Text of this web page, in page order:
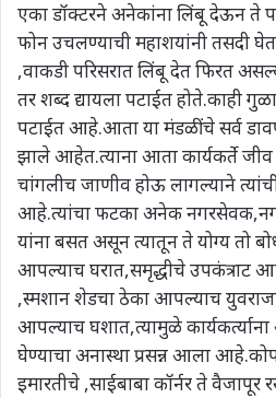
एका डॉक्टरने अनेकांना लिंबू देऊन ते
फोन उचलण्याची महाशयांनी तसदी
,वाकडी परिसरात लिंबू देत फिरत
तर शब्द द्यायला पटाईत होते.काही
पटाईत आहे.आता या मंडळींचे सर्व
झाले आहेत.त्याना आता कार्यकर्ते
चांगलीच जाणीव होऊ लागल्याने
आहे.त्यांचा फटका अनेक
यांना बसत असून त्यातून ते योग्य तो
आपल्याच घरात,समृद्धीचे उपकंत्राट
,स्मशान शेडचा ठेका आपल्याच
आपल्याच घशात,त्यामुळे
घेण्याचा अनास्था प्रसन्न आला
इमारतीचे ,साईबाबा कॉर्नर ते वैजापूर